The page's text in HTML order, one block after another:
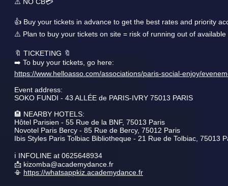
👍 Buy your tickets in advance to get the best rates and priority
⚠️ Plan to buy your tickets on site = risk of running out of
🔖 TICKETING 🔖
➡️ To buy your tickets, go here:
https://www.helloasso.com/associations/paris-social-enjoy/
Event address:
SOKO FUNDI - 43 ALLÉE de PARIS-IVRY 75013 PARIS
🏨 NEARBY HOTELS:
Hôtel Parisien - 55 Rue de la BNF, 75013 Paris
Novotel Paris Bercy - 85 Rue de Bercy, 75012 Paris
Ibis Styles Paris Tolbiac Bibliotheque - 21 Rue de Tolbiac, 75013
ℹ️ INFOLINE at 0625648934
📩 kizomba@academydance.fr
📳 https://whatsappkiz.academydance.fr